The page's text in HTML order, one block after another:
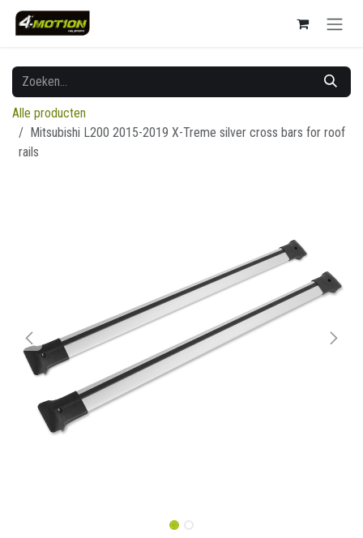
Overslaan naar inhoud
Alle producten
Mitsubishi L200 2015-2019 X-Treme silver cross bars for roof
rails